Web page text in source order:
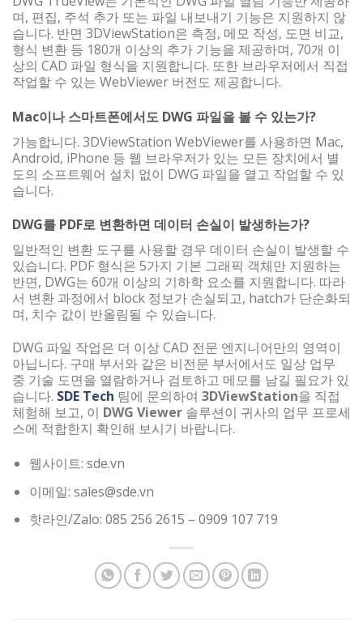
며, 편집, 주석 추가 또는 파일 내보내기 기능은 지원하지 않
습니다. 반면 3DViewStation은 측정, 메모 작성, 도면 비교,
형식 변환 등 180개 이상의 추가 기능을 제공하며, 70개 이
상의 CAD 파일 형식을 지원합니다. 또한 브라우저에서 직접
작업할 수 있는 WebViewer 버전도 제공합니다.
Mac이나 스마트폰에서도 DWG 파일을 볼 수 있는가?
가능합니다. 3DViewStation WebViewer를 사용하면 Mac,
Android, iPhone 등 웹 브라우저가 있는 모든 장치에서 별
도의 소프트웨어 설치 없이 DWG 파일을 열고 작업할 수 있
습니다.
DWG를 PDF로 변환하면 데이터 손실이 발생하는가?
일반적인 변환 도구를 사용할 경우 데이터 손실이 발생할 수
있습니다. PDF 형식은 5가지 기본 그래픽 객체만 지원하는
반면, DWG는 60개 이상의 기하학 요소를 지원합니다. 따라
서 변환 과정에서 block 정보가 손실되고, hatch가 단순화되
며, 치수 값이 반올림될 수 있습니다.
DWG 파일 작업은 더 이상 CAD 전문 엔지니어만의 영역이
아닙니다. 구매 부서와 같은 비전문 부서에서도 일상 업무
중 기술 도면을 열람하거나 검토하고 메모를 남길 필요가 있
습니다. SDE Tech 팀에 문의하여 3DViewStation을 직접
체험해 보고, 이 DWG Viewer 솔루션이 귀사의 업무 프로세
스에 적합한지 확인해 보시기 바랍니다.
웹사이트: sde.vn
이메일: sales@sde.vn
핫라인/Zalo: 085 256 2615 – 0909 107 719